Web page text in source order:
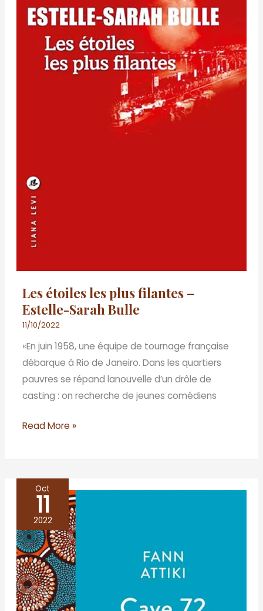
Les étoiles les plus filantes –
Estelle-Sarah Bulle
11/10/2022
«En juin 1958, une équipe de tournage française
débarque à Rio de Janeiro. Dans les quartiers
pauvres se répand lanouvelle d’un drôle de
casting : on recherche de jeunes comédiens
Estelle-
Sarah
Read More »
Oct
11
2022
–
Fann
Attiki